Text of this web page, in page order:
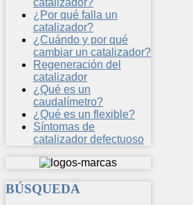
¿Por qué falla un
catalizador?
¿Cuándo y por qué
cambiar un catalizador?
Regeneración del
catalizador
¿Qué es un
caudalímetro?
¿Qué es un flexible?
Síntomas de
catalizador defectuoso
BÚSQUEDA